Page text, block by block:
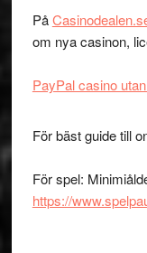
På
om nya casinon,
PayPal casino
För bäst guide till
För spel:
https://